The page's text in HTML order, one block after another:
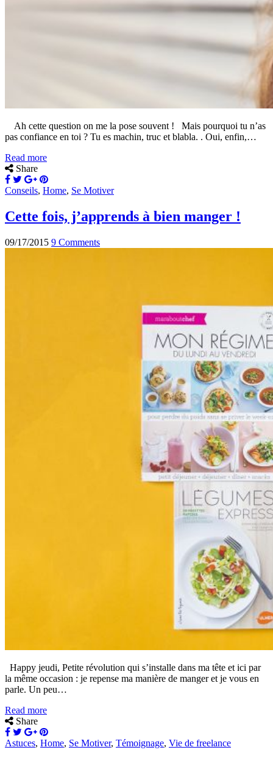
Ah cette question on me la pose souvent ! Mais pourquoi tu n’as
pas confiance en toi ? Tu es machin, truc et blabla. . Oui, enfin,…
Read more
Share
Conseils, Home, Se Motiver
Cette fois, j’apprends à bien manger !
09/17/2015 9 Comments
Happy jeudi, Petite révolution qui s’installe dans ma tête et ici par
la même occasion : je repense ma manière de manger et je vous en
parle. Un peu…
Read more
Share
Astuces, Home, Se Motiver, Témoignage, Vie de freelance